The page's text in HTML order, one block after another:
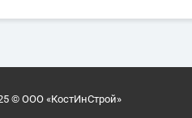
© ООО «КостИнСтрой»